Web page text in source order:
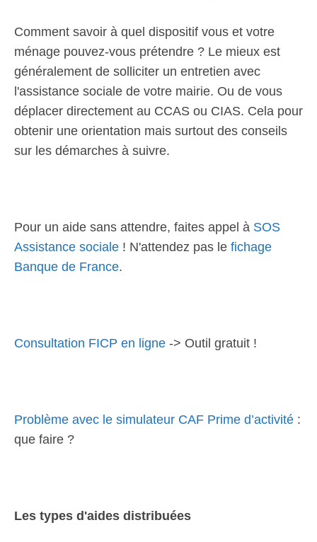
Comment savoir à quel dispositif vous et votre
ménage pouvez-vous prétendre ? Le mieux est
généralement de solliciter un entretien avec
l'assistance sociale de votre mairie. Ou de vous
déplacer directement au CCAS ou CIAS. Cela pour
obtenir une orientation mais surtout des conseils
sur les démarches à suivre.
Pour un aide sans attendre, faites appel à SOS
Assistance sociale ! N'attendez pas le fichage
Banque de France.
Consultation FICP en ligne -> Outil gratuit !
Problème avec le simulateur CAF Prime d’activité :
que faire ?
Les types d'aides distribuées